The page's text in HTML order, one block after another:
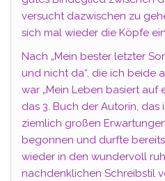
versucht dazwischen zu
sich mal wieder die Köpfe
Nach „Mein bester letzter
und nicht da“, die ich beide
war „Mein Leben basiert auf
das 3. Buch der Autorin, das
ziemlich großen
begonnen und durfte
wieder in den wundervoll
nachdenklichen Schreibstil